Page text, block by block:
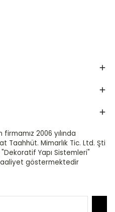
2006 yılında
Taahhüt. Mimarlık Tic. Ltd. Şti
Yapı Sistemleri"
göstermektedir